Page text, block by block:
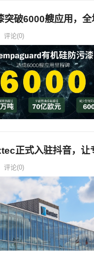
破6000艘应用，
评论(0)
正式入驻抖音，让
评论(0)